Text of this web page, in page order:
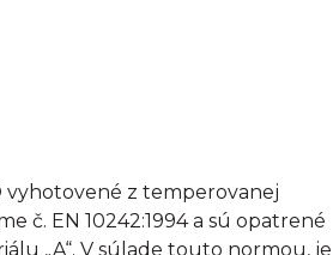
vyhotovené z temperovanej
č. EN 10242:1994 a sú opatrené
„A“. V súlade touto normou, je